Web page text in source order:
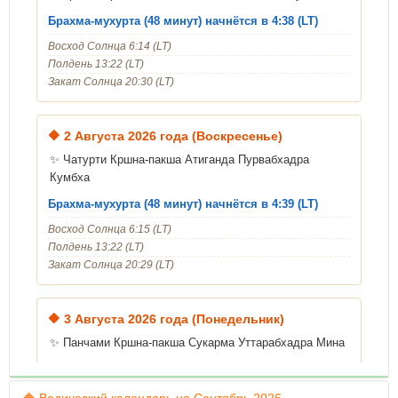
Брахма-мухурта (48 минут) начнётся в 4:38 (LT)
Восход Солнца 6:14 (LT)
Полдень 13:22 (LT)
Закат Солнца 20:30 (LT)
🔶 2 Августа 2026 года (Воскресенье)
✨ Чатурти Кршна-пакша Атиганда Пурвабхадра
Кумбха
Брахма-мухурта (48 минут) начнётся в 4:39 (LT)
Восход Солнца 6:15 (LT)
Полдень 13:22 (LT)
Закат Солнца 20:29 (LT)
🔶 3 Августа 2026 года (Понедельник)
✨ Панчами Кршна-пакша Сукарма Уттарабхадра Мина
Брахма-мухурта (48 минут) начнётся в 4:40 (LT)